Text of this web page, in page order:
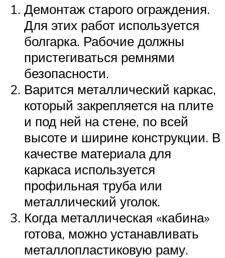
Демонтаж старого ограждения.
Для этих работ используется
болгарка. Рабочие должны
пристегиваться ремнями
безопасности.
Варится металлический каркас,
который закрепляется на плите
и под ней на стене, по всей
высоте и ширине конструкции. В
качестве материала для
каркаса используется
профильная труба или
металлический уголок.
Когда металлическая «кабина»
готова, можно устанавливать
металлопластиковую раму.